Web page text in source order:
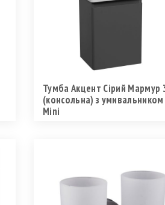
Тумба Акцент Сірий Мармур
(консольна) з умивальником
Mini